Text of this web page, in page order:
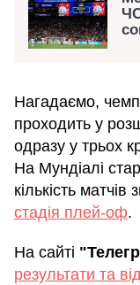
Нагадаємо,
проходить у
одразу у трьох
На Мундіалі
кількість матчів
стадія плей-оф.
На сайті
результати та